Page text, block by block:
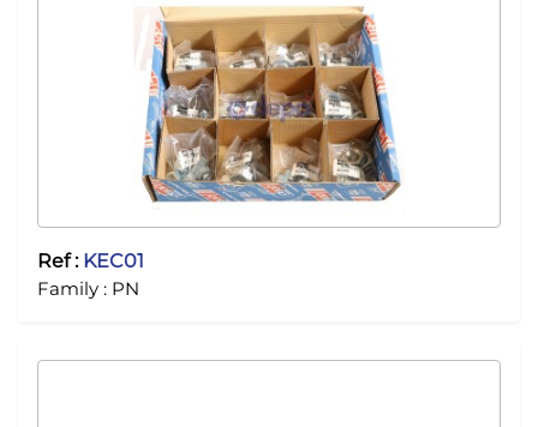
Ref : KEC01
Family : PN